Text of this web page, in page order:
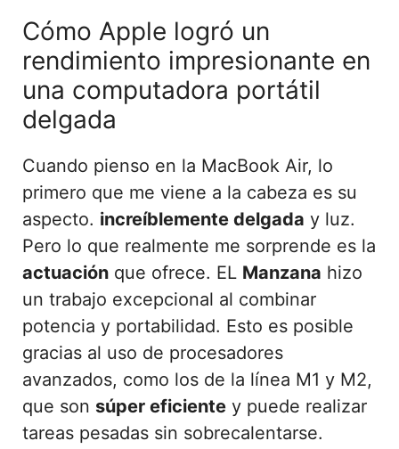
Cómo Apple logró un
rendimiento impresionante en
una computadora portátil
delgada
Cuando pienso en la MacBook Air, lo
primero que me viene a la cabeza es su
aspecto. increíblemente delgada y luz.
Pero lo que realmente me sorprende es la
actuación que ofrece. EL Manzana hizo
un trabajo excepcional al combinar
potencia y portabilidad. Esto es posible
gracias al uso de procesadores
avanzados, como los de la línea M1 y M2,
que son súper eficiente y puede realizar
tareas pesadas sin sobrecalentarse.